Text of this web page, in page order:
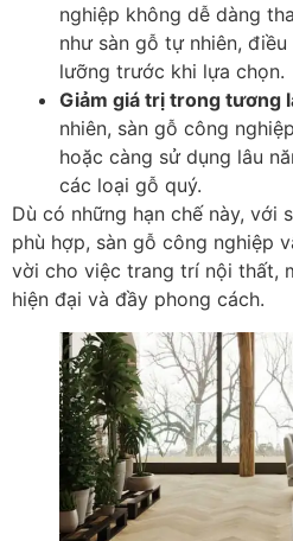
nghiệp không dễ dàng
như sàn gỗ tự nhiên,
lưỡng trước khi lựa chọn.
Giảm giá trị trong tương
nhiên, sàn gỗ công
hoặc càng sử dụng lâu
các loại gỗ quý.
Dù có những hạn chế này, với
phù hợp, sàn gỗ công nghiệp
vời cho việc trang trí nội thất,
hiện đại và đầy phong cách.